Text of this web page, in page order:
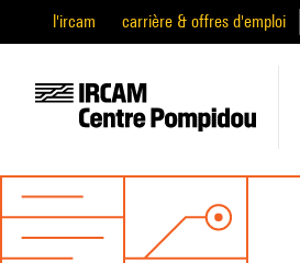
l'ircam carrière & offres d'emploi